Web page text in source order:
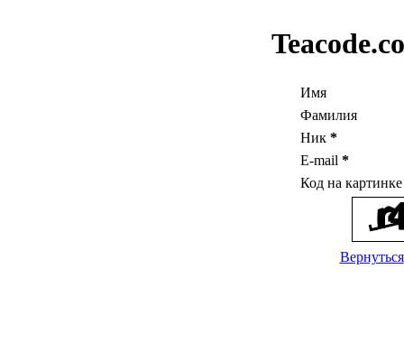
Имя
Фамилия
Ник *
E-mail *
Код на
Вернуться